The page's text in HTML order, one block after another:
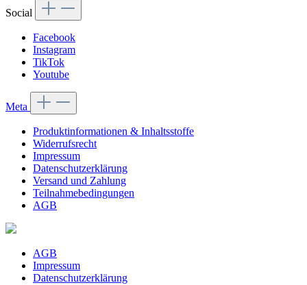
Social
Facebook
Instagram
TikTok
Youtube
Meta
Produktinformationen & Inhaltsstoffe
Widerrufsrecht
Impressum
Datenschutzerklärung
Versand und Zahlung
Teilnahmebedingungen
AGB
AGB
Impressum
Datenschutzerklärung